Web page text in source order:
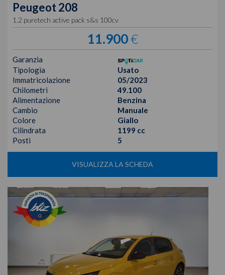
Peugeot 208
1.2 puretech active pack s&s 100cv
11.900€
Garanzia
Tipologia
Usato
Immatricolazione
05/2023
Chilometri
49.100
Alimentazione
Benzina
Cambio
Manuale
Colore
Giallo
Cilindrata
1199 cc
Posti
5
VISUALIZZA LA SCHEDA